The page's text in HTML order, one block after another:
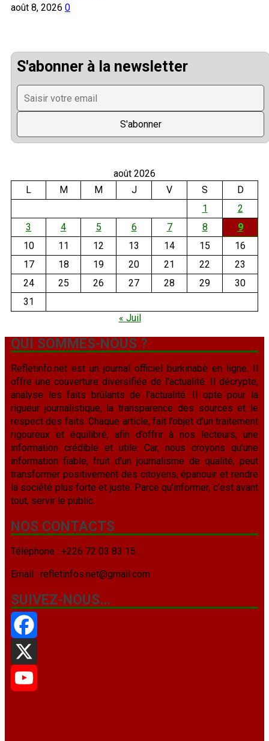
août 8, 2026 0
S'abonner à la newsletter
août 2026
L
M M J V S
D
1
2
3
4 5 6 7 8
9
10
11 12 13 14 15
16
17
18 19 20 21 22
23
24
25 26 27 28 29
30
31
« Juil
QUI SOMMES-NOUS ?
Refletinfo.net est un journal officiel burkinabè en ligne. Il
offre une couverture diversifiée de l'actualité. Il décrypte,
analyse les faits brûlants de l'actualité. Il opte pour la
rigueur journalistique, la transparence des sources et le
respect des faits. Chaque article, fait l’objet d’un traitement
rigoureux et équilibré, afin d’offrir à nos lecteurs, une
information crédible et utile. Car, nous croyons qu’une
information fiable, fruit d’un journalisme de qualité, peut
transformer positivement des citoyens, épanouir et rendre
la société plus forte et juste. Parce qu’informer, c’est avant
tout, servir le public.
NOS CONTACTS
Téléphone : +226 72 03 83 15
Email : refletinfos.net@gmail.com
SUIVEZ-NOUS…
Facebook
X